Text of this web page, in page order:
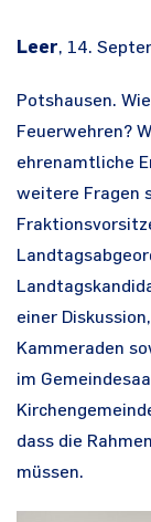
Leer, 14.
Potshausen.
Feuerwehren?
ehrenamtliche
weitere Fragen
einer
Kammeraden
im
dass die
müssen.